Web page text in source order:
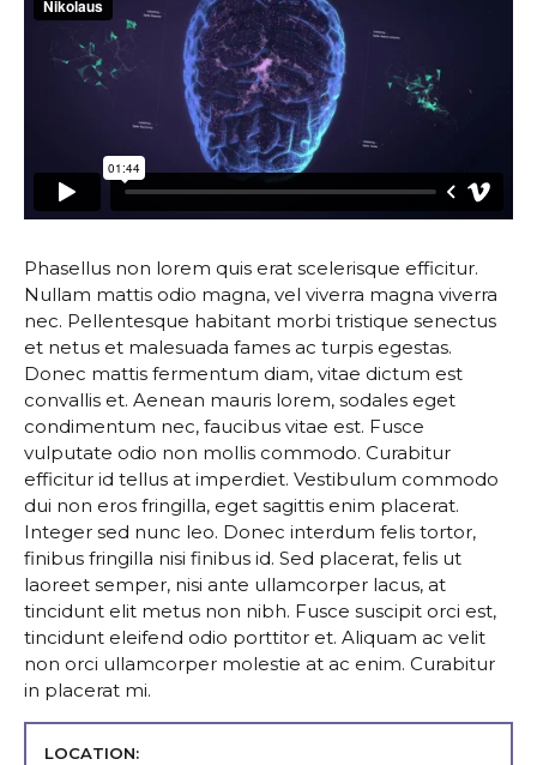
Phasellus non lorem quis erat scelerisque efficitur.
Nullam mattis odio magna, vel viverra magna viverra
nec. Pellentesque habitant morbi tristique senectus
et netus et malesuada fames ac turpis egestas.
Donec mattis fermentum diam, vitae dictum est
convallis et. Aenean mauris lorem, sodales eget
condimentum nec, faucibus vitae est. Fusce
vulputate odio non mollis commodo. Curabitur
efficitur id tellus at imperdiet. Vestibulum commodo
dui non eros fringilla, eget sagittis enim placerat.
Integer sed nunc leo. Donec interdum felis tortor,
finibus fringilla nisi finibus id. Sed placerat, felis ut
laoreet semper, nisi ante ullamcorper lacus, at
tincidunt elit metus non nibh. Fusce suscipit orci est,
tincidunt eleifend odio porttitor et. Aliquam ac velit
non orci ullamcorper molestie at ac enim. Curabitur
in placerat mi.
LOCATION: